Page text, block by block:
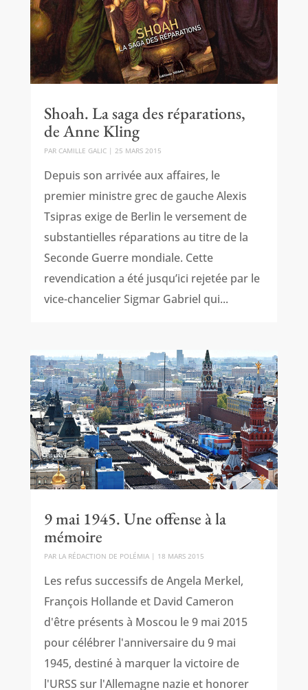
Shoah. La saga des réparations,
de Anne Kling
PAR CAMILLE GALIC| 25 MARS 2015
Depuis son arrivée aux affaires, le
premier ministre grec de gauche Alexis
Tsipras exige de Berlin le versement de
substantielles réparations au titre de la
Seconde Guerre mondiale. Cette
revendication a été jusqu’ici rejetée par le
vice-chancelier Sigmar Gabriel qui...
9 mai 1945. Une offense à la
mémoire
PAR LA RÉDACTION DE POLÉMIA| 18 MARS 2015
Les refus successifs de Angela Merkel,
François Hollande et David Cameron
d'être présents à Moscou le 9 mai 2015
pour célébrer l'anniversaire du 9 mai
1945, destiné à marquer la victoire de
l'URSS sur l'Allemagne nazie et honorer